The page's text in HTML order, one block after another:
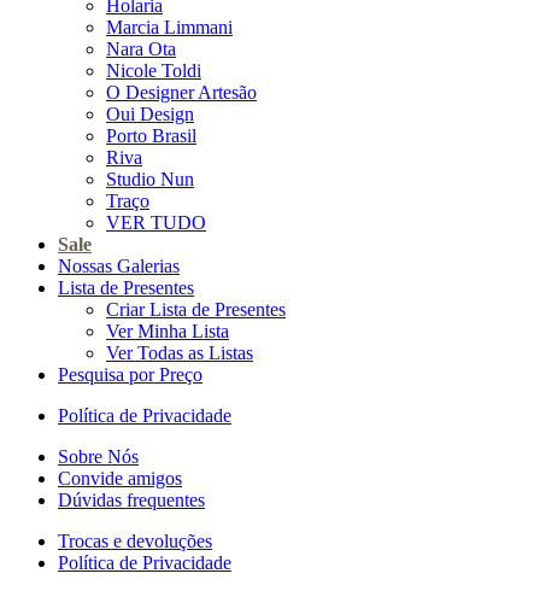
Holaria
Marcia Limmani
Nara Ota
Nicole Toldi
O Designer Artesão
Oui Design
Porto Brasil
Riva
Studio Nun
Traço
VER TUDO
Sale
Nossas Galerias
Lista de Presentes
Criar Lista de Presentes
Ver Minha Lista
Ver Todas as Listas
Pesquisa por Preço
Política de Privacidade
Sobre Nós
Convide amigos
Dúvidas frequentes
Trocas e devoluções
Política de Privacidade